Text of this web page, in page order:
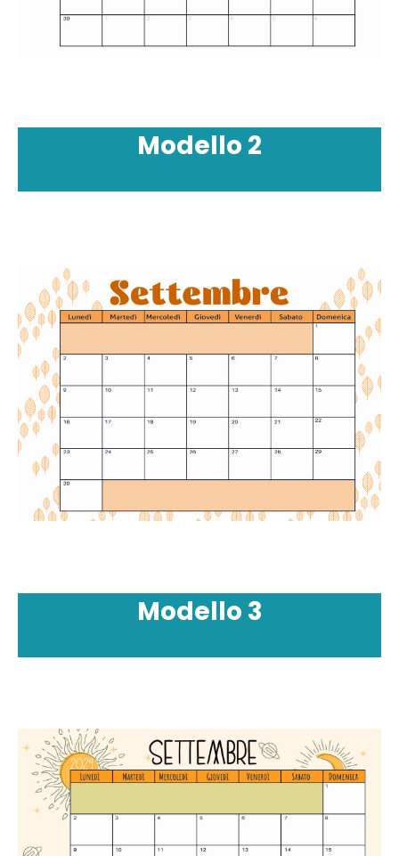
Modello 2
Modello 3